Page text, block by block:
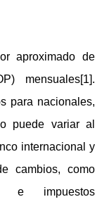
aproximado de
mensuales[1].
para nacionales,
puede variar al
internacional y
cambios, como
e impuestos